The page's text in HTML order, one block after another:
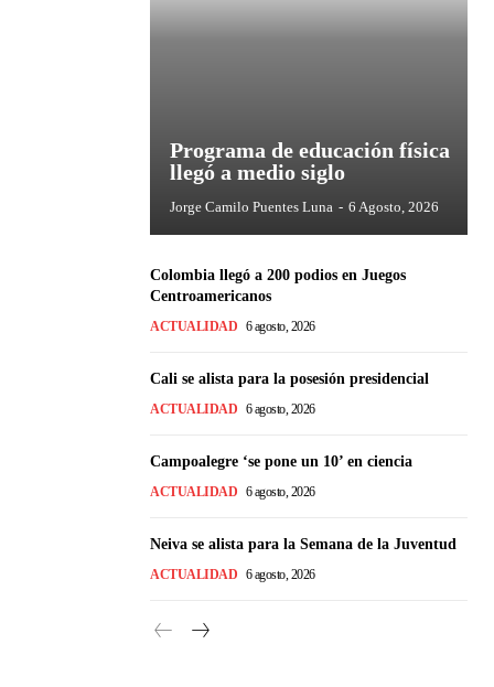
Programa de educación física
llegó a medio siglo
Jorge Camilo Puentes Luna - 6 Agosto, 2026
Colombia llegó a 200 podios en Juegos
Centroamericanos
ACTUALIDAD 6 agosto, 2026
Cali se alista para la posesión presidencial
ACTUALIDAD 6 agosto, 2026
Campoalegre ‘se pone un 10’ en ciencia
ACTUALIDAD 6 agosto, 2026
Neiva se alista para la Semana de la Juventud
ACTUALIDAD 6 agosto, 2026